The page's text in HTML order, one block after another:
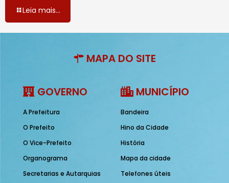
Leia mais...
MAPA DO SITE
GOVERNO
A Prefeitura
O Prefeito
O Vice-Prefeito
Organograma
Secretarias e Autarquias
MUNICÍPIO
Bandeira
Hino da Cidade
História
Mapa da cidade
Telefones úteis